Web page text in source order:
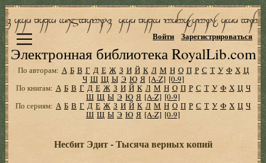
Электронная библиотека RoyalLib.com
Войти Зарегистрироваться
По авторам: А Б В Г Д Е Ж З И Й К Л М Н О П Р С Т У Ф Х Ц
Ч Ш Щ Ы Э Ю Я [A-Z] [0-9]
По книгам: А Б В Г Д Е Ж З И Й К Л М Н О П Р С Т У Ф Х Ц Ч
Ш Щ Ы Э Ю Я [A-Z] [0-9]
По сериям: А Б В Г Д Е Ж З И Й К Л М Н О П Р С Т У Ф Х Ц Ч
Ш Щ Ы Э Ю Я [A-Z] [0-9]
Несбит Эдит - Тысяча верных копий